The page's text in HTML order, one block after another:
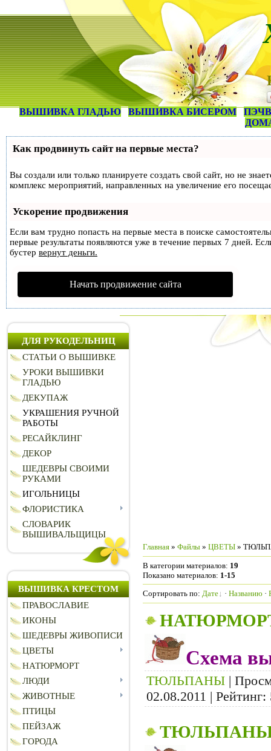
ВЫШИВКА ГЛАДЬЮ ВЫШИВКА БИСЕРОМ
Как продвинуть сайт на первые места?
Вы создали или только планируете создать свой сайт, но не
комплекс мероприятий, направленных на увеличение его
Ускорение продвижения
Если вам трудно попасть на первые места в поиске
первые результаты появляются уже в течение первых 7 дней.
бустер вернут деньги.
Начать продвижение сайта
ДЛЯ РУКОДЕЛЬНИЦ
СТАТЬИ О ВЫШИВКЕ
УРОКИ ВЫШИВКИ
ГЛАДЬЮ
ДЕКУПАЖ
УКРАШЕНИЯ РУЧНОЙ
РАБОТЫ
РЕСАЙКЛИНГ
ДЕКОР
ШЕДЕВРЫ СВОИМИ
РУКАМИ
ИГОЛЬНИЦЫ
ФЛОРИСТИКА
СЛОВАРИК
ВЫШИВАЛЬЩИЦЫ
ВЫШИВКА КРЕСТОМ
ПРАВОСЛАВИЕ
ИКОНЫ
ШЕДЕВРЫ ЖИВОПИСИ
ЦВЕТЫ
НАТЮРМОРТ
ЛЮДИ
ЖИВОТНЫЕ
ПТИЦЫ
ПЕЙЗАЖ
ГОРОДА
Главная » Файлы » ЦВЕТЫ »
В категории материалов: 19
Показано материалов: 1-15
Сортировать по: Дате · Названию ·
Схема
ТЮЛЬПАНЫ |
02.08.2011 | Рейтинг: